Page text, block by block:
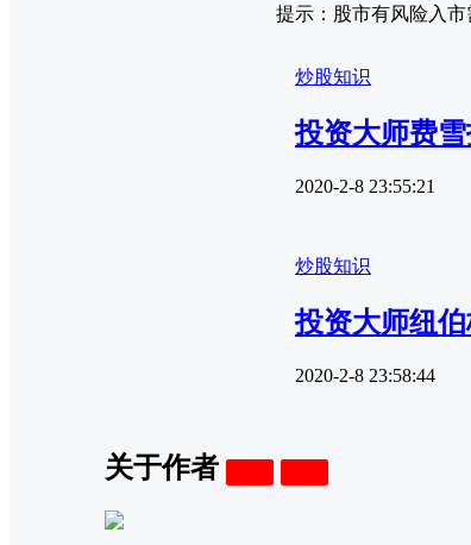
提示：股市有风险入
炒股知识
投资大师费
2020-2-8 23:55:21
炒股知识
投资大师纽
2020-2-8 23:58:44
关于作者